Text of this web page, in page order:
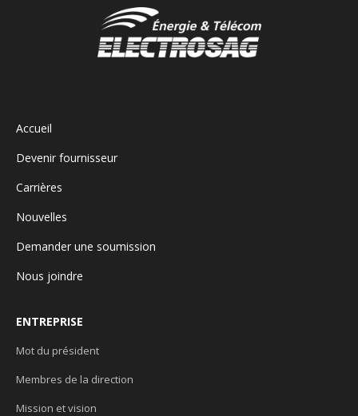
Accueil
Devenir fournisseur
Carrières
Nouvelles
Demander une soumission
Nous joindre
ENTREPRISE
Mot du président
Membres de la direction
Mission et vision